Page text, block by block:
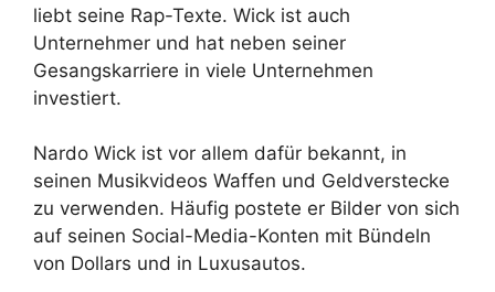
liebt seine Rap-Texte. Wick ist auch
Unternehmer und hat neben seiner
Gesangskarriere in viele Unternehmen
investiert.
Nardo Wick ist vor allem dafür bekannt, in
seinen Musikvideos Waffen und Geldverstecke
zu verwenden. Häufig postete er Bilder von sich
auf seinen Social-Media-Konten mit Bündeln
von Dollars und in Luxusautos.